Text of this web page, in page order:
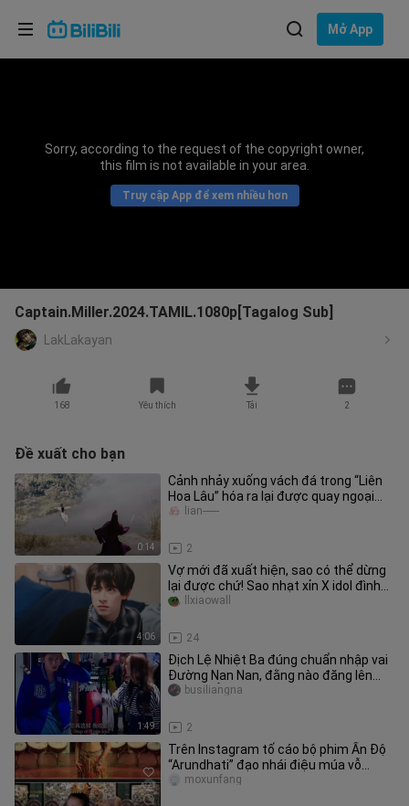
Mở App
Sorry, according to the request of the copyright owner,
this film is not available in your area.
Truy cập App để xem nhiều hơn
Captain.Miller.2024.TAMIL.1080p[Tagalog Sub]
LakLakayan
168 Yêu thích Tải 2
Đề xuất cho bạn
0:14
Cảnh nhảy xuống vách đá trong “Liên
Hoa Lâu” hóa ra lại được quay ngoại
cảnh thật!!!
2
lian------
4:06
Vợ mới đã xuất hiện, sao có thể dừng
lại được chứ! Sao nhạt xỉn X idol đình
đám quay phim BL, tôi kh
24
llxiaowall
1:49
Địch Lệ Nhiệt Ba đúng chuẩn nhập vai
Đường Nan Nan, đằng nào đăng lên
cũng chẳng có lượt xem, mọi ng
2
busiliangna
Trên Instagram tố cáo bộ phim Ấn Độ
“Arundhati” đạo nhái điệu múa vỗ
trống và tung tay áo từ phim Tr
moxunfang
Lựa chọn ngôn ngữ
Bahasa Indonesia